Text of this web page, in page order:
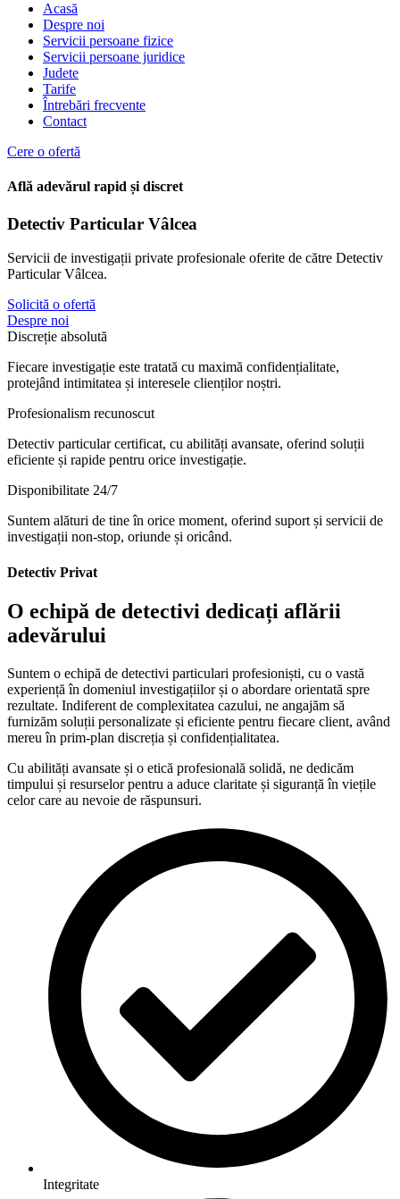
Acasă
Despre noi
Servicii persoane fizice
Servicii persoane juridice
Judete
Tarife
Întrebări frecvente
Contact
Cere o ofertă
Află adevărul rapid și discret
Detectiv Particular Vâlcea
Servicii de investigații private profesionale oferite de către Detectiv
Particular Vâlcea.
Solicită o ofertă
Despre noi
Discreție absolută
Fiecare investigație este tratată cu maximă confidențialitate,
protejând intimitatea și interesele clienților noștri.
Profesionalism recunoscut
Detectiv particular certificat, cu abilități avansate, oferind soluții
eficiente și rapide pentru orice investigație.
Disponibilitate 24/7
Suntem alături de tine în orice moment, oferind suport și servicii de
investigații non-stop, oriunde și oricând.
Detectiv Privat
O echipă de detectivi dedicați aflării
adevărului
Suntem o echipă de detectivi particulari profesioniști, cu o vastă
experiență în domeniul investigațiilor și o abordare orientată spre
rezultate. Indiferent de complexitatea cazului, ne angajăm să
furnizăm soluții personalizate și eficiente pentru fiecare client, având
mereu în prim-plan discreția și confidențialitatea.
Cu abilități avansate și o etică profesională solidă, ne dedicăm
timpului și resurselor pentru a aduce claritate și siguranță în viețile
celor care au nevoie de răspunsuri.
Integritate